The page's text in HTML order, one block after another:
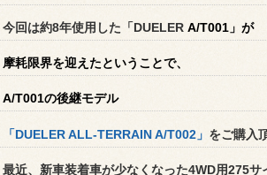
今回は約8年使用した「DUELER A/T001」が
摩耗限界を迎えたということで、
A/T001の後継モデル
「DUELER ALL-TERRAIN A/T002」 をご購入
最近、新車装着車が少なくなった4WD用275サ